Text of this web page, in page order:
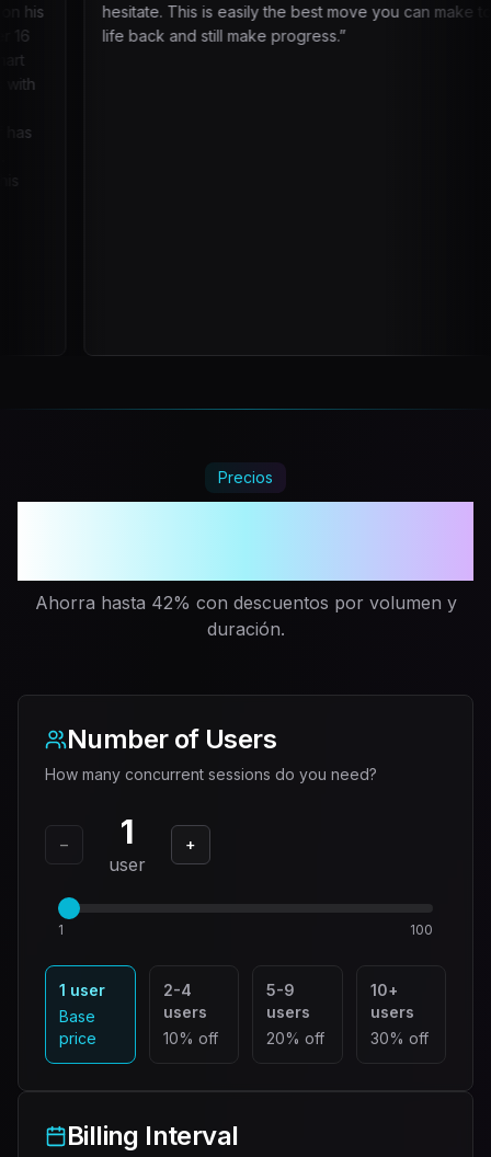
hesitate. This is easily the best move you can make to get your
life back and still make progress.”
Precios
Ahorra hasta 42% con descuentos por volumen y
duración.
Number of Users
How many concurrent sessions do you need?
− 1
user
+
1 100
1 user
Base
price
2-4
users
10% off
5-9
users
20% off
10+
users
30% off
Billing Interval